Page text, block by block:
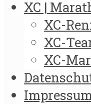
XC |
XC-
XC-
XC-